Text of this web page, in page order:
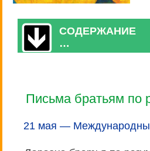
СОДЕРЖАНИЕ
…
Письма братьям по
21 мая —